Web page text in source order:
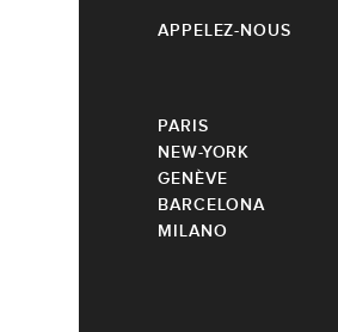
APPELEZ-NOUS
PARIS
NEW-YORK
GENÈVE
BARCELONA
MILANO